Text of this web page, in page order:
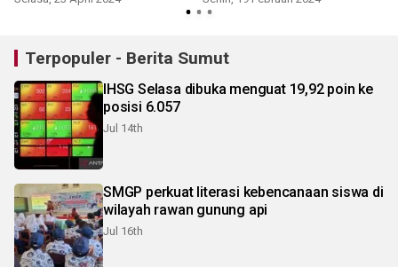
Terpopuler - Berita Sumut
IHSG Selasa dibuka menguat 19,92 poin ke
posisi 6.057
Jul 14th
SMGP perkuat literasi kebencanaan siswa di
wilayah rawan gunung api
Jul 16th